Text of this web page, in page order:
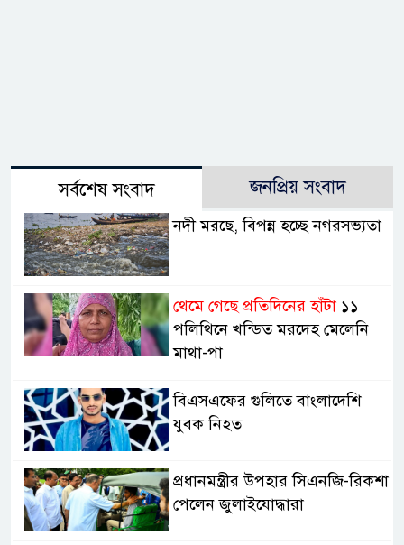
সর্বশেষ সংবাদ জনপ্রিয় সংবাদ
নদী মরছে, বিপন্ন হচ্ছে নগরসভ্যতা
থেমে গেছে প্রতিদিনের হাঁটা১১
পলিথিনে খন্ডিত মরদেহ মেলেনি
মাথা-পা
বিএসএফের গুলিতে বাংলাদেশি
যুবক নিহত
প্রধানমন্ত্রীর উপহার সিএনজি-রিকশা
পেলেন জুলাইযোদ্ধারা